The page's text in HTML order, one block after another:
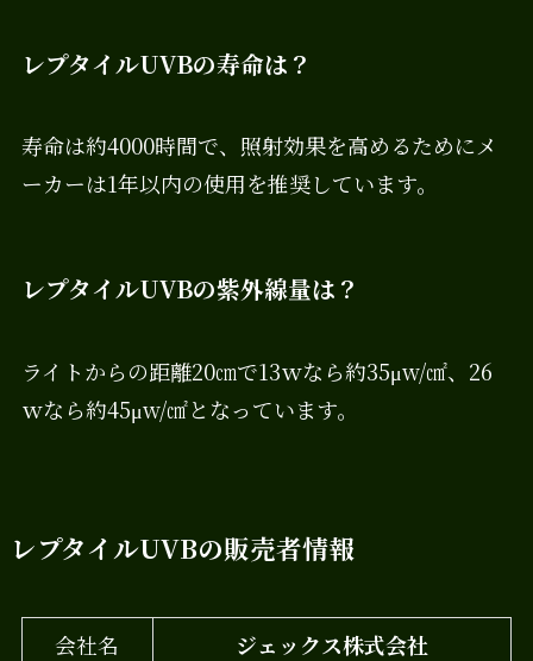
レプタイルUVBの寿命は？
寿命は約4000時間で、照射効果を高めるためにメ
ーカーは1年以内の使用を推奨しています。
レプタイルUVBの紫外線量は？
ライトからの距離20㎝で13ｗなら約35μw/㎠、26
ｗなら約45μw/㎠となっています。
レプタイルUVBの販売者情報
会社名 ジェックス株式会社